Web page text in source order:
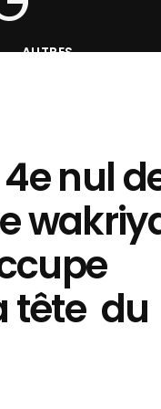
AUTRES
4e nul
tête du